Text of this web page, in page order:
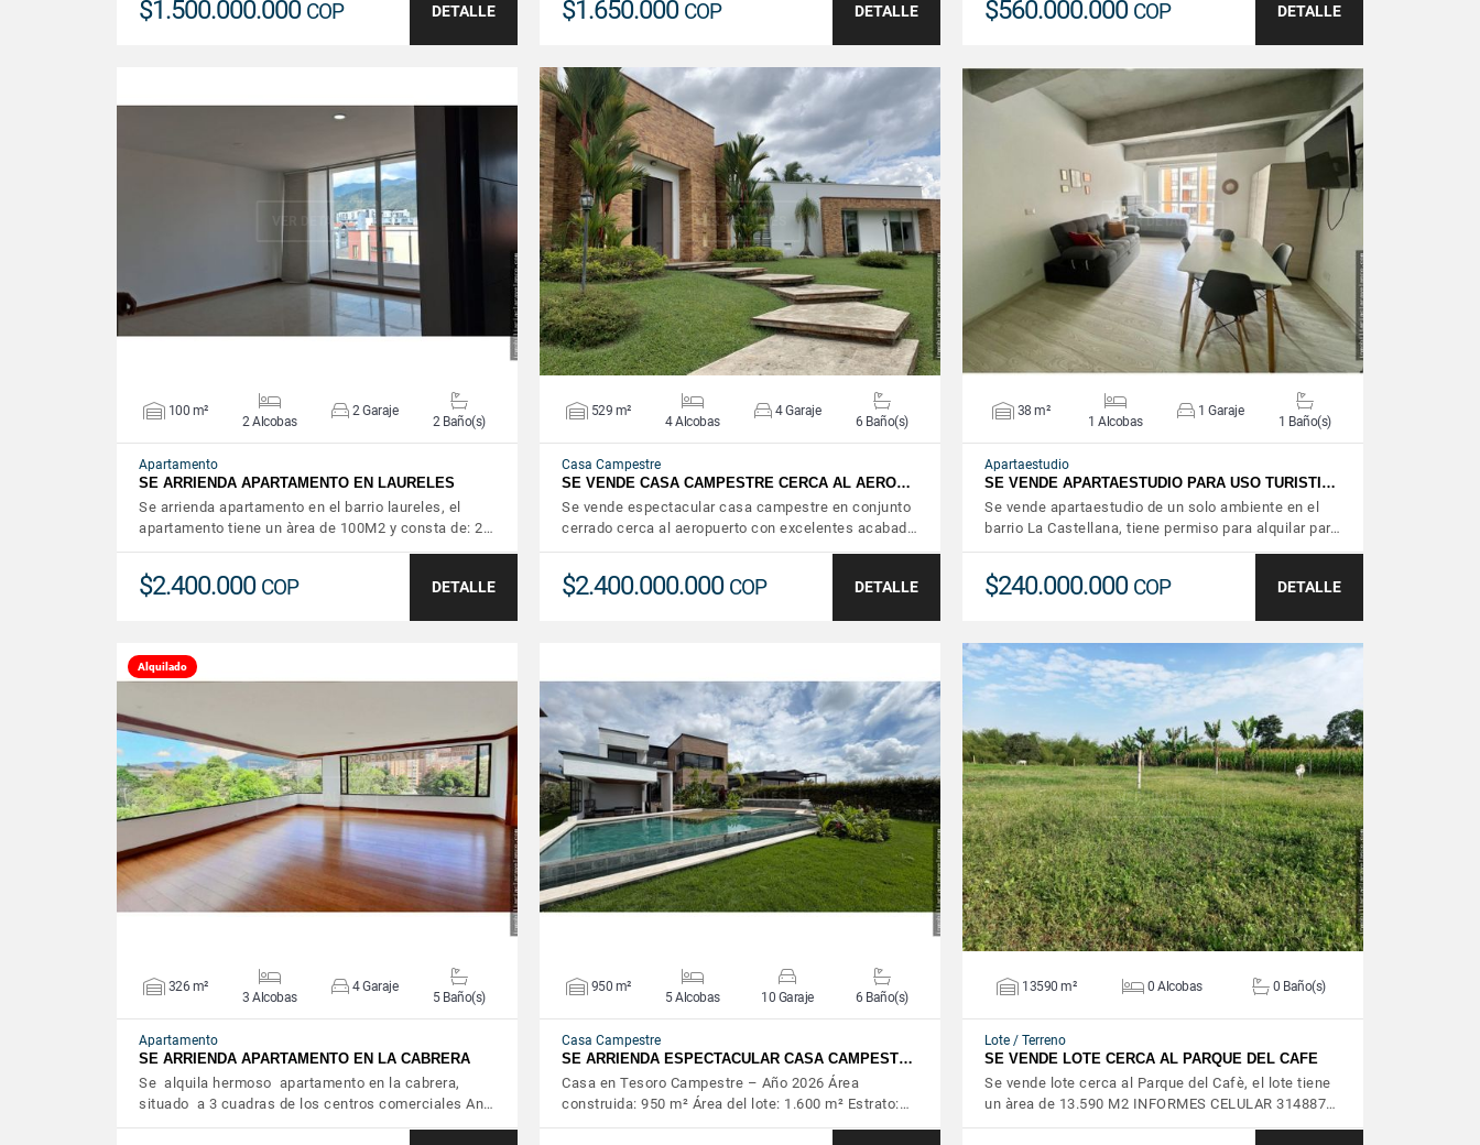
$1.500.000.000 COP DETALLE $1.650.000 COP DETALLE $560.000.000 COP DETALLE
VER DETALLES
100 m²
2 Alcobas
2 Garaje
2 Baño(s)
Apartamento
SE ARRIENDA APARTAMENTO EN LAURELES
Se arrienda apartamento en el barrio laureles, el
apartamento tiene un àrea de 100M2 y consta de: 2…
$2.400.000 COP DETALLE
VER DETALLES
529 m²
4 Alcobas
4 Garaje
6 Baño(s)
Casa Campestre
SE VENDE CASA CAMPESTRE CERCA AL AERO…
Se vende espectacular casa campestre en conjunto
cerrado cerca al aeropuerto con excelentes acabad…
$2.400.000.000 COP DETALLE
VER DETALLES
38 m²
1 Alcobas
1 Garaje
1 Baño(s)
Apartaestudio
SE VENDE APARTAESTUDIO PARA USO TURISTI…
Se vende apartaestudio de un solo ambiente en el
barrio La Castellana, tiene permiso para alquilar par…
$240.000.000 COP DETALLE
Alquilado
VER DETALLES
326 m²
3 Alcobas
4 Garaje
5 Baño(s)
Apartamento
SE ARRIENDA APARTAMENTO EN LA CABRERA
Se alquila hermoso apartamento en la cabrera,
situado a 3 cuadras de los centros comerciales An…
VER DETALLES
950 m²
5 Alcobas 10 Garaje 6 Baño(s)
Casa Campestre
SE ARRIENDA ESPECTACULAR CASA CAMPEST…
Casa en Tesoro Campestre – Año 2026 Área
construida: 950 m² Área del lote: 1.600 m² Estrato:…
VER DETALLES
13590 m² 0 Alcobas 0 Baño(s)
Lote / Terreno
SE VENDE LOTE CERCA AL PARQUE DEL CAFE
Se vende lote cerca al Parque del Cafè, el lote tiene
un àrea de 13.590 M2 INFORMES CELULAR 314887…